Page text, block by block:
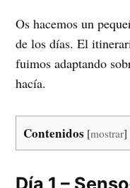
Os hacemos un
de los días. El
fuimos adaptando
hacía.
Contenidos [mostrar]
Día 1 –